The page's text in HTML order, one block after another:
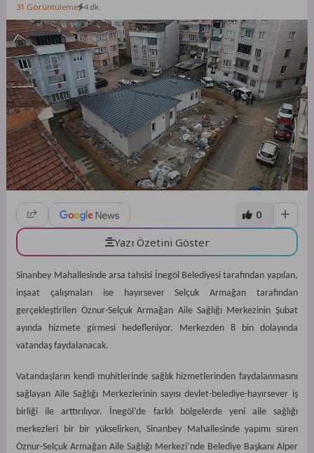
31 Görüntüleme 4 dk.
0
Yazı Özetini Göster
Sinanbey Mahallesinde arsa tahsisi İnegöl Belediyesi tarafından yapılan,
inşaat çalışmaları ise hayırsever Selçuk Armağan tarafından
gerçekleştirilen Öznur-Selçuk Armağan Aile Sağlığı Merkezinin Şubat
ayında hizmete girmesi hedefleniyor. Merkezden 8 bin dolayında
vatandaş faydalanacak.
Vatandaşların kendi muhitlerinde sağlık hizmetlerinden faydalanmasını
sağlayan Aile Sağlığı Merkezlerinin sayısı devlet-belediye-hayırsever iş
birliği ile arttırılıyor. İnegöl’de farklı bölgelerde yeni aile sağlığı
merkezleri bir bir yükselirken, Sinanbey Mahallesinde yapımı süren
Öznur-Selçuk Armağan Aile Sağlığı Merkezi’nde Belediye Başkanı Alper